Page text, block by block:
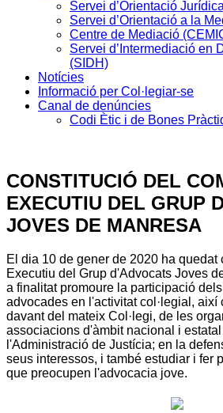
Servei d’Orientació Jurídica
Servei d’Orientació a la
Centre de Mediació
Servei d’Intermediació en
(SIDH)
Notícies
Informació per Col·legiar-se
Canal de denúncies
Codi Ètic i de Bones
CONSTITUCIÓ DEL
EXECUTIU DEL GRUP
JOVES DE MANRESA
El dia 10 de gener de 2020 ha quedat
Executiu del Grup d'Advocats Joves
a finalitat promoure la participació
advocades en l'activitat col·legial, així
davant del mateix Col·legi, de les
associacions d'àmbit nacional i
l'Administració de Justícia; en la
seus interessos, i també estudiar i fer
que preocupen l'advocacia jove.